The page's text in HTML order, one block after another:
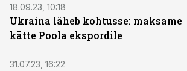
18.09.23, 10:18
Ukraina läheb kohtusse: maksame
kätte Poola ekspordile
31.07.23, 16:22